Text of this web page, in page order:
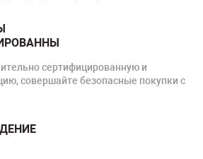
сертифицированную и
совершайте безопасные покупки с